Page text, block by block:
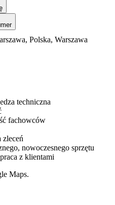
Polska, Warszawa
techniczna
fachowców
zleceń
nowoczesnego sprzętu
z klientami
Maps.